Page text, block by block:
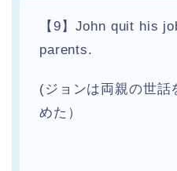
【9】John quit his
parents.
(ジョンは両親の世話
めた）